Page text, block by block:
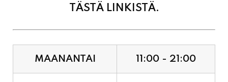
TÄSTÄ LINKISTÄ.
MAANANTAI 11:00 - 21:00